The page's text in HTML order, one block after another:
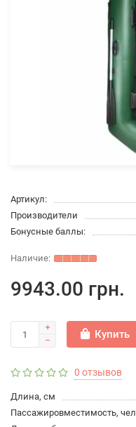
Артикул:
Производители
Бонусные баллы:
9943.00 грн.
Купить
0 отзывов
Длина, см
Пассажировместимость, чел